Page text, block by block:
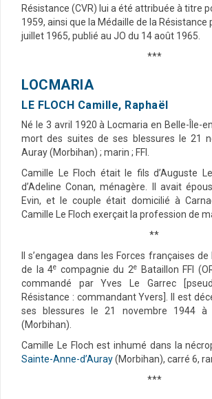
Résistance (CVR) lui a été attribuée à titre
1959, ainsi que la Médaille de la Résistance
juillet 1965, publié au JO du 14 août 1965.
***
LOCMARIA
LE FLOCH Camille, Raphaël
Né le 3 avril 1920 à Locmaria en Belle-Île-
mort des suites de ses blessures le 21
Auray (Morbihan) ; marin ; FFI.
Camille Le Floch était le fils d’Auguste
d’Adeline Conan, ménagère. Il avait
Evin, et le couple était domicilié à
Camille Le Floch exerçait la profession de
**
Il s’engagea dans les Forces françaises
de la 4e compagnie du 2e
Bataillon FFI
commandé par Yves Le Garrec
Résistance : commandant Yvers]. Il est
ses blessures le 21 novembre 1944 à
(Morbihan).
Camille Le Floch est inhumé dans la
Sainte-Anne-d’Auray(Morbihan), carré 6,
***